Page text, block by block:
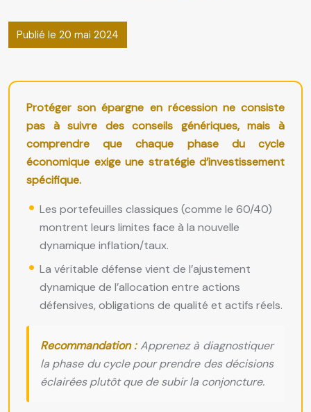
Publié le 20 mai 2024
Protéger son épargne en récession ne consiste
pas à suivre des conseils génériques, mais à
comprendre que chaque phase du cycle
économique exige une stratégie d’investissement
spécifique.
Les portefeuilles classiques (comme le 60/40)
montrent leurs limites face à la nouvelle
dynamique inflation/taux.
La véritable défense vient de l’ajustement
dynamique de l’allocation entre actions
défensives, obligations de qualité et actifs réels.
Recommandation :Apprenez à diagnostiquer
la phase du cycle pour prendre des décisions
éclairées plutôt que de subir la conjoncture.